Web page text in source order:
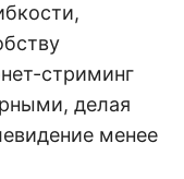
стриминг
делая
менее